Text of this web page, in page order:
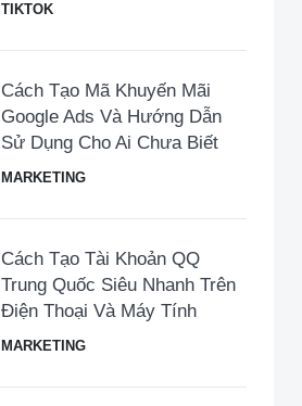
TIKTOK
Cách Tạo Mã Khuyến Mãi
Google Ads Và Hướng Dẫn
Sử Dụng Cho Ai Chưa Biết
MARKETING
Cách Tạo Tài Khoản QQ
Trung Quốc Siêu Nhanh Trên
Điện Thoại Và Máy Tính
MARKETING